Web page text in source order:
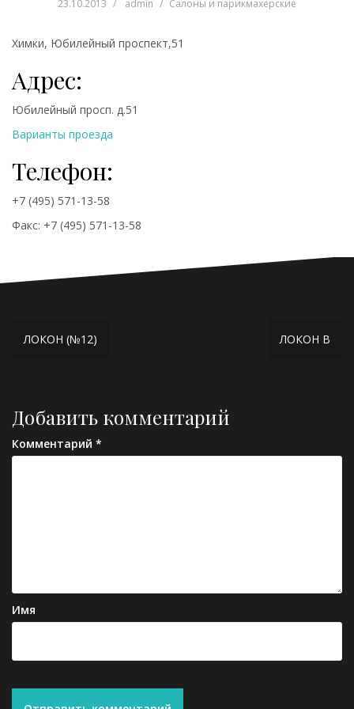
23.10.2013 admin Салоны и парикмахерские
Химки, Юбилейный проспект,51
Адрес:
Юбилейный просп. д.51
Варианты проезда
Телефон:
+7 (495) 571-13-58
Факс: +7 (495) 571-13-58
Навигация
ЛОКОН (№12) ЛОКОН В
Добавить комментарий
Комментарий *
Имя